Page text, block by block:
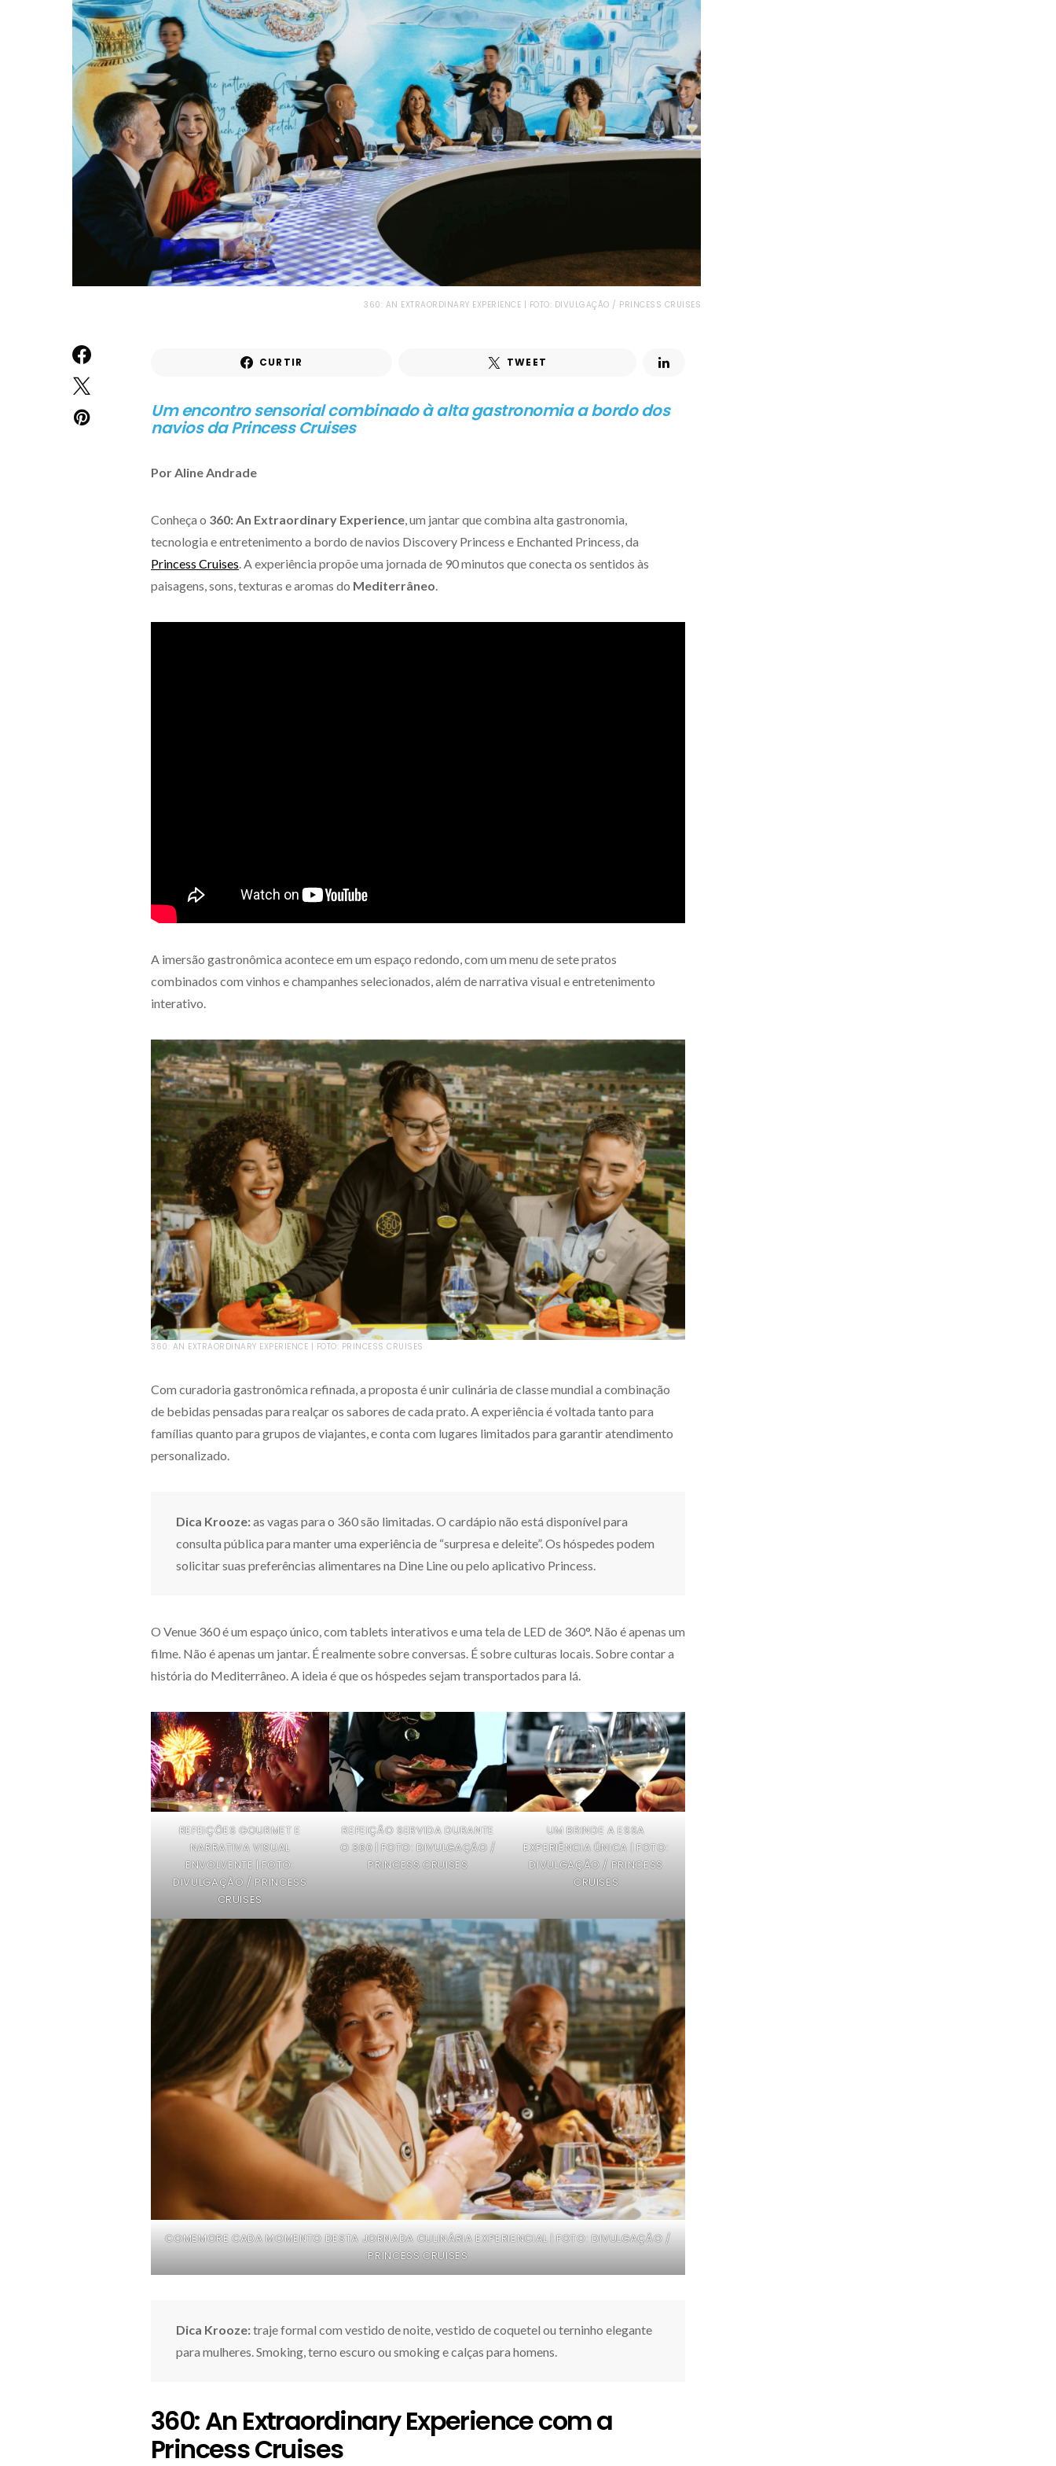
360: AN EXTRAORDINARY EXPERIENCE | FOTO: DIVULGAÇÃO / PRINCESS CRUISES
CURTIR TWEET
Um encontro sensorial combinado à alta gastronomia a bordo dos
navios da Princess Cruises
Por Aline Andrade
Conheça o 360: An Extraordinary Experience, um jantar que combina alta gastronomia,
tecnologia e entretenimento a bordo de navios Discovery Princess e Enchanted Princess, da
Princess Cruises. A experiência propõe uma jornada de 90 minutos que conecta os sentidos às
paisagens, sons, texturas e aromas do Mediterrâneo.
A imersão gastronômica acontece em um espaço redondo, com um menu de sete pratos
combinados com vinhos e champanhes selecionados, além de narrativa visual e entretenimento
interativo.
360: AN EXTRAORDINARY EXPERIENCE | FOTO: PRINCESS CRUISES
Com curadoria gastronômica refinada, a proposta é unir culinária de classe mundial a combinação
de bebidas pensadas para realçar os sabores de cada prato. A experiência é voltada tanto para
famílias quanto para grupos de viajantes, e conta com lugares limitados para garantir atendimento
personalizado.
Dica Krooze:as vagas para o 360 são limitadas. O cardápio não está disponível para
consulta pública para manter uma experiência de “surpresa e deleite”. Os hóspedes podem
solicitar suas preferências alimentares na Dine Line ou pelo aplicativo Princess.
O Venue 360 é um espaço único, com tablets interativos e uma tela de LED de 360°. Não é apenas um
filme. Não é apenas um jantar. É realmente sobre conversas. É sobre culturas locais. Sobre contar a
história do Mediterrâneo. A ideia é que os hóspedes sejam transportados para lá.
REFEIÇÕES GOURMET E
NARRATIVA VISUAL
ENVOLVENTE | FOTO:
DIVULGAÇÃO / PRINCESS
CRUISES
REFEIÇÃO SERVIDA DURANTE
O 360 | FOTO: DIVULGAÇÃO /
PRINCESS CRUISES
UM BRINDE A ESSA
EXPERIÊNCIA ÚNICA | FOTO:
DIVULGAÇÃO / PRINCESS
CRUISES
COMEMORE CADA MOMENTO DESTA JORNADA CULINÁRIA EXPERIENCIAL | FOTO: DIVULGAÇÃO /
PRINCESS CRUISES
Dica Krooze:traje formal com vestido de noite, vestido de coquetel ou terninho elegante
para mulheres. Smoking, terno escuro ou smoking e calças para homens.
360: An Extraordinary Experience com a
Princess Cruises